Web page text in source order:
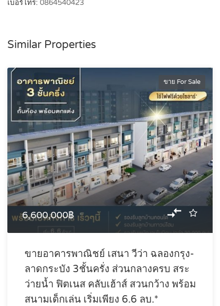
เบอร์โทร: 0864540423
Similar Properties
ขาย For Sale
6,600,000฿
ขายอาคารพาณิชย์ เสนา วีว่า ฉลองกรุง-
ลาดกระบัง 3ชั้นครั่ง ส่วนกลางครบ สระ
ว่ายน้ำ ฟิตเนส คลับเฮ้าส์ สวนกว้าง พร้อม
สนามเด็กเล่น เริ่มเพียง 6.6 ลบ.*